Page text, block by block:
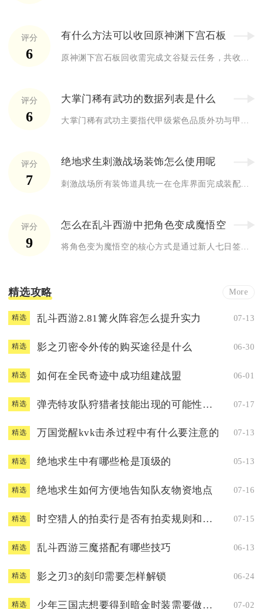
评分
6
有什么方法可以收回原神渊下宫石板
评分
6
大掌门稀有武功的数据列表是什么
大掌门稀有武功主要指代甲级紫色品质外功与甲级核心内功，完整数...
评分
7
绝地求生刺激战场装饰怎么使用呢
评分
9
怎么在乱斗西游中把角色变成魔悟空
将角色变为魔悟空的核心方式是通过新人七日签到直接获取，再通过...
精选攻略 More
精选 乱斗西游2.81篝火阵容怎么提升实力 07-13
精选 影之刃密令外传的购买途径是什么 06-30
精选 如何在全民奇迹中成功组建战盟 06-01
精选 弹壳特攻队狩猎者技能出现的可能性有多大 07-17
精选 万国觉醒kvk击杀过程中有什么要注意的 07-13
精选 绝地求生中有哪些枪是顶级的 05-13
精选 绝地求生如何方便地告知队友物资地点 07-16
精选 时空猎人的拍卖行是否有拍卖规则和条款 07-15
精选 乱斗西游三魔搭配有哪些技巧 06-13
精选 影之刃3的刻印需要怎样解锁 06-24
精选 少年三国志想要得到暗金时装需要做些什么 07-02